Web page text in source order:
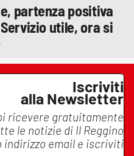
partenza positiva
utile, ora si
Iscriviti
alla Newsletter
ricevere gratuitamente
le notizie di Il Reggino
indirizzo email e iscriviti